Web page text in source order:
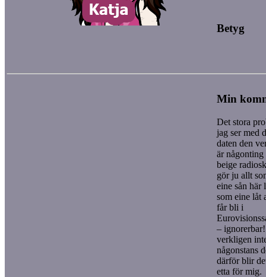
Betyg
Min
Det stora
jag ser med
daten den
är någonting
beige
gör ju allt
eine sån här
som eine låt
får bli i
–
verkligen
någonstans
därför blir
etta för mig.